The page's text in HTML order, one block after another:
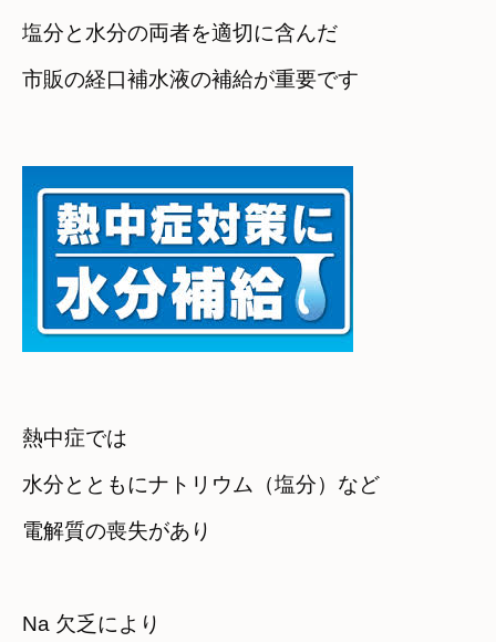
塩分と水分の両者を適切に含んだ
市販の経口補水液の補給が重要です
熱中症では
水分とともにナトリウム（塩分）など
Na 欠乏により